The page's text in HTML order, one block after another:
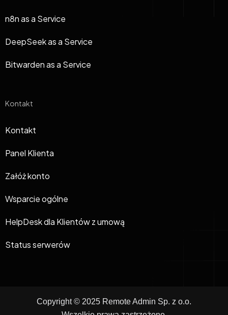
n8n as a Service
DeepSeek as a Service
Bitwarden as a Service
Kontakt
Kontakt
Panel Klienta
Załóż konto
Wsparcie ogólne
HelpDesk dla Klientów z umową
Status serwerów
Copyright © 2025 Remote Admin Sp. z o.o.